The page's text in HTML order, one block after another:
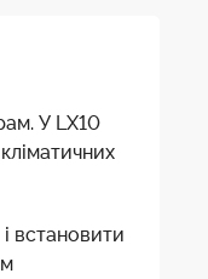
У LX10
встановити